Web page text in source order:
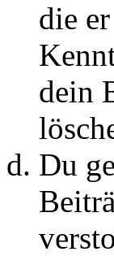
die
dein
Du